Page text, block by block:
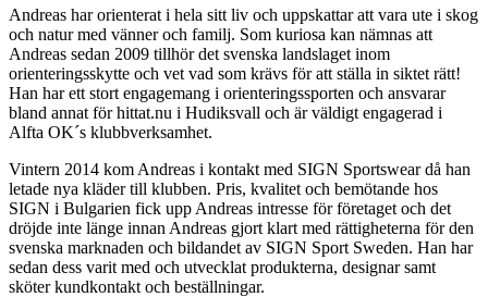
Andreas har orienterat i hela sitt liv och uppskattar att vara ute i skog
och natur med vänner och familj. Som kuriosa kan nämnas att
Andreas sedan 2009 tillhör det svenska landslaget inom
orienteringsskytte och vet vad som krävs för att ställa in siktet rätt!
Han har ett stort engagemang i orienteringssporten och ansvarar
bland annat för hittat.nu i Hudiksvall och är väldigt engagerad i
Alfta OK´s klubbverksamhet.
Vintern 2014 kom Andreas i kontakt med SIGN Sportswear då han
letade nya kläder till klubben. Pris, kvalitet och bemötande hos
SIGN i Bulgarien fick upp Andreas intresse för företaget och det
dröjde inte länge innan Andreas gjort klart med rättigheterna för den
svenska marknaden och bildandet av SIGN Sport Sweden. Han har
sedan dess varit med och utvecklat produkterna, designar samt
sköter kundkontakt och beställningar.